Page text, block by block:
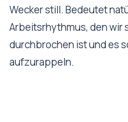
Wecker still. Bedeutet
Arbeitsrhythmus, den wir
durchbrochen ist und es
aufzurappeln.